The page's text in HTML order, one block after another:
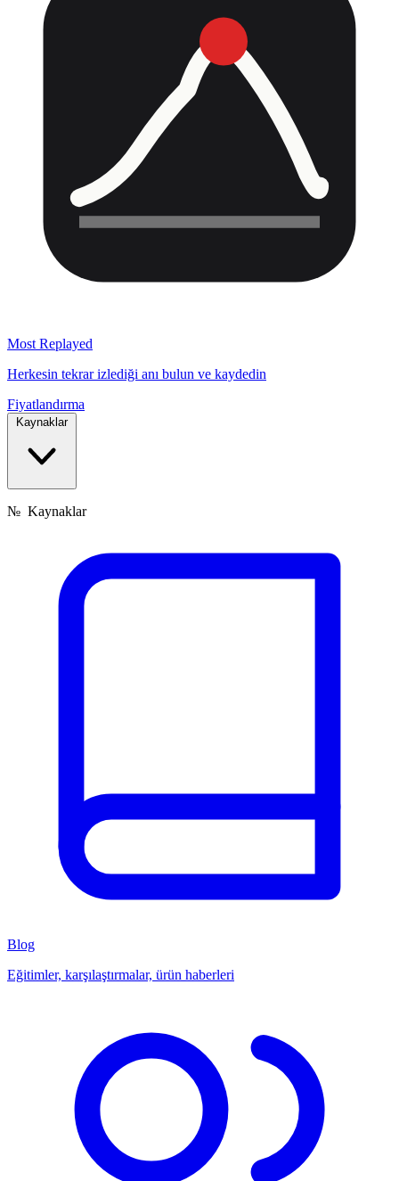
Most Replayed
Herkesin tekrar izlediği anı bulun ve kaydedin
Fiyatlandırma
Kaynaklar
№ Kaynaklar
Blog
Eğitimler, karşılaştırmalar, ürün haberleri